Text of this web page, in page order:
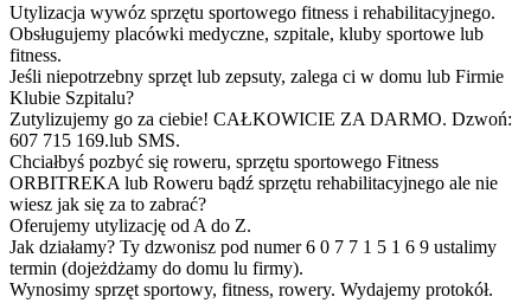
Utylizacja wywóz sprzętu sportowego fitness i rehabilitacyjnego.
Obsługujemy placówki medyczne, szpitale, kluby sportowe lub
fitness.
Jeśli niepotrzebny sprzęt lub zepsuty, zalega ci w domu lub Firmie
Klubie Szpitalu?
Zutylizujemy go za ciebie! CAŁKOWICIE ZA DARMO. Dzwoń:
607 715 169.lub SMS.
Chciałbyś pozbyć się roweru, sprzętu sportowego Fitness
ORBITREKA lub Roweru bądź sprzętu rehabilitacyjnego ale nie
wiesz jak się za to zabrać?
Oferujemy utylizację od A do Z.
Jak działamy? Ty dzwonisz pod numer 6 0 7 7 1 5 1 6 9 ustalimy
termin (dojeżdżamy do domu lu firmy).
Wynosimy sprzęt sportowy, fitness, rowery. Wydajemy protokół.